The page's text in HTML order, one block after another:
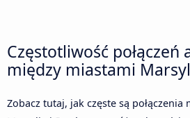
Częstotliwość połączeń
między miastami
Zobacz tutaj, jak częste są połączenia